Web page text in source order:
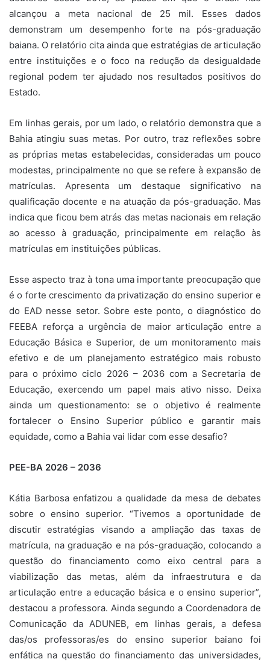
alcançou a meta nacional de 25 mil. Esses dados
demonstram um desempenho forte na pós-graduação
baiana. O relatório cita ainda que estratégias de articulação
entre instituições e o foco na redução da desigualdade
regional podem ter ajudado nos resultados positivos do
Estado.
Em linhas gerais, por um lado, o relatório demonstra que a
Bahia atingiu suas metas. Por outro, traz reflexões sobre
as próprias metas estabelecidas, consideradas um pouco
modestas, principalmente no que se refere à expansão de
matrículas. Apresenta um destaque significativo na
qualificação docente e na atuação da pós-graduação. Mas
indica que ficou bem atrás das metas nacionais em relação
ao acesso à graduação, principalmente em relação às
matrículas em instituições públicas.
Esse aspecto traz à tona uma importante preocupação que
é o forte crescimento da privatização do ensino superior e
do EAD nesse setor. Sobre este ponto, o diagnóstico do
FEEBA reforça a urgência de maior articulação entre a
Educação Básica e Superior, de um monitoramento mais
efetivo e de um planejamento estratégico mais robusto
para o próximo ciclo 2026 – 2036 com a Secretaria de
Educação, exercendo um papel mais ativo nisso. Deixa
ainda um questionamento: se o objetivo é realmente
fortalecer o Ensino Superior público e garantir mais
equidade, como a Bahia vai lidar com esse desafio?
PEE-BA 2026 – 2036
Kátia Barbosa enfatizou a qualidade da mesa de debates
sobre o ensino superior. “Tivemos a oportunidade de
discutir estratégias visando a ampliação das taxas de
matrícula, na graduação e na pós-graduação, colocando a
questão do financiamento como eixo central para a
viabilização das metas, além da infraestrutura e da
articulação entre a educação básica e o ensino superior”,
destacou a professora. Ainda segundo a Coordenadora de
Comunicação da ADUNEB, em linhas gerais, a defesa
das/os professoras/es do ensino superior baiano foi
enfática na questão do financiamento das universidades,